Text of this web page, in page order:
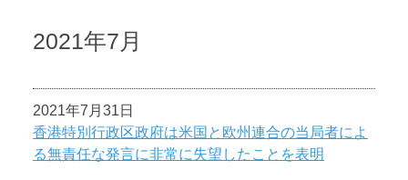
2021年7月
2021年7月31日
香港特別行政区政府は米国と欧州連合の当局者によ
る無責任な発言に非常に失望したことを表明